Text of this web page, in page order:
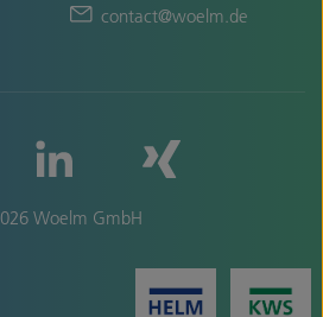
contact@woelm.de
Woelm GmbH